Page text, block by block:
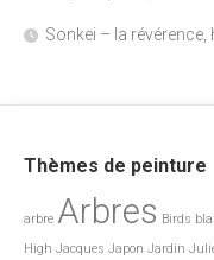
Sonkei – la
Thèmes de peinture
arbre Arbres Birds
High Jacques Japon Jardin